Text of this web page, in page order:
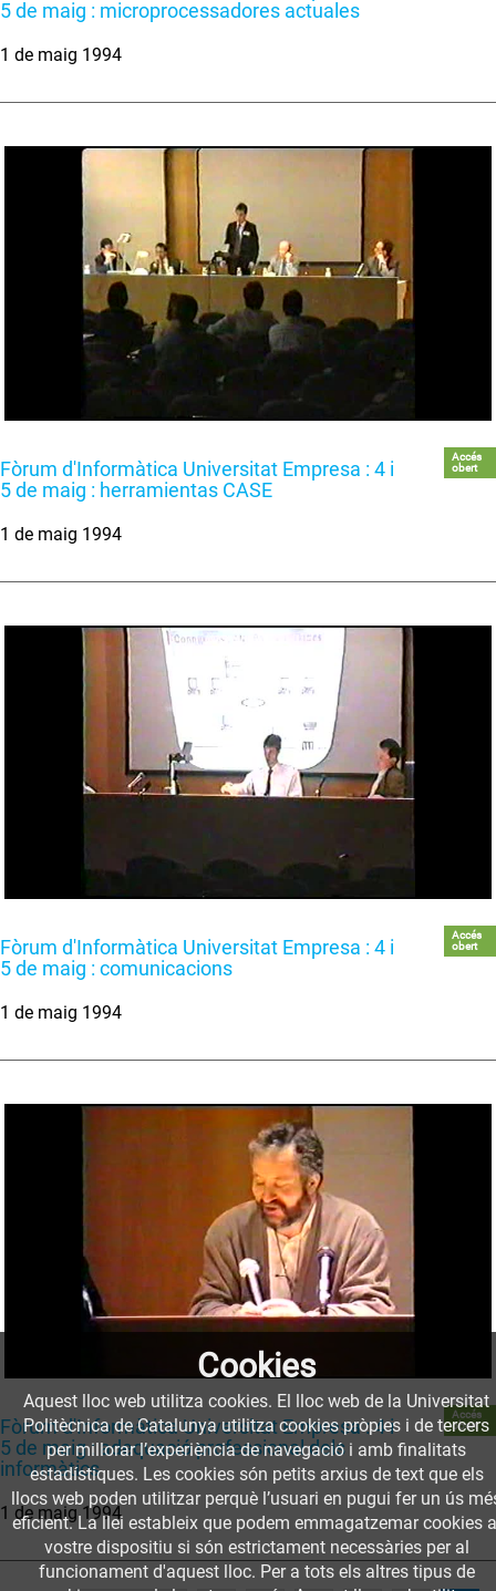
5 de maig : microprocessadores actuales
1 de maig 1994
Fòrum d'Informàtica Universitat Empresa : 4 i
5 de maig : herramientas CASE
Accés
obert
1 de maig 1994
Fòrum d'Informàtica Universitat Empresa : 4 i
5 de maig : comunicacions
Accés
obert
1 de maig 1994
Fòrum d'Informàtica Universitat Empresa : 4 i
5 de maig : adequació professional dels
informàtics
Accés
obert
1 de maig 1994
Cookies
Aquest lloc web utilitza cookies. El lloc web de la Universitat
Politècnica de Catalunya utilitza cookies pròpies i de tercers
per millorar l’experiència de navegació i amb finalitats
estadístiques. Les cookies són petits arxius de text que els
llocs web poden utilitzar perquè l’usuari en pugui fer un ús
eficient. La llei estableix que podem emmagatzemar cookies
vostre dispositiu si són estrictament necessàries per al
funcionament d'aquest lloc. Per a tots els altres tipus de